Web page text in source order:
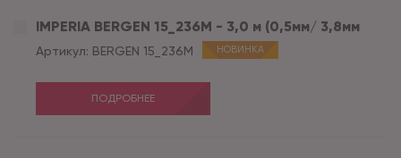
IMPERIA BERGEN 15_236M - 3,0 м (0,5мм/ 3,8мм
Артикул: BERGEN 15_236M НОВИНКА
ПОДРОБНЕЕ